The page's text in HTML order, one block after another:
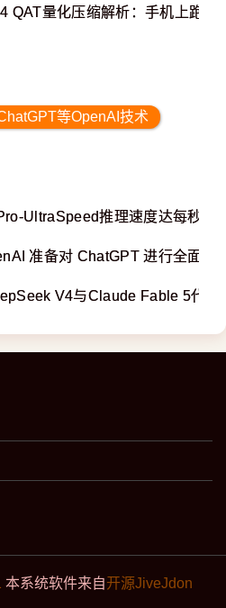
QAT量化压缩解析：手机上跑本
等OpenAI技术
UltraSpeed推理速度达每秒一
准备对 ChatGPT 进行全面改
V4与Claude Fable 5代码
本系统软件来自开源JiveJdon